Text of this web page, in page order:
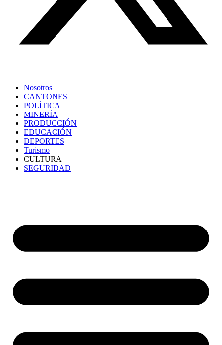
Nosotros
CANTONES
POLÍTICA
MINERÍA
PRODUCCIÓN
EDUCACIÓN
DEPORTES
Turismo
CULTURA
SEGURIDAD